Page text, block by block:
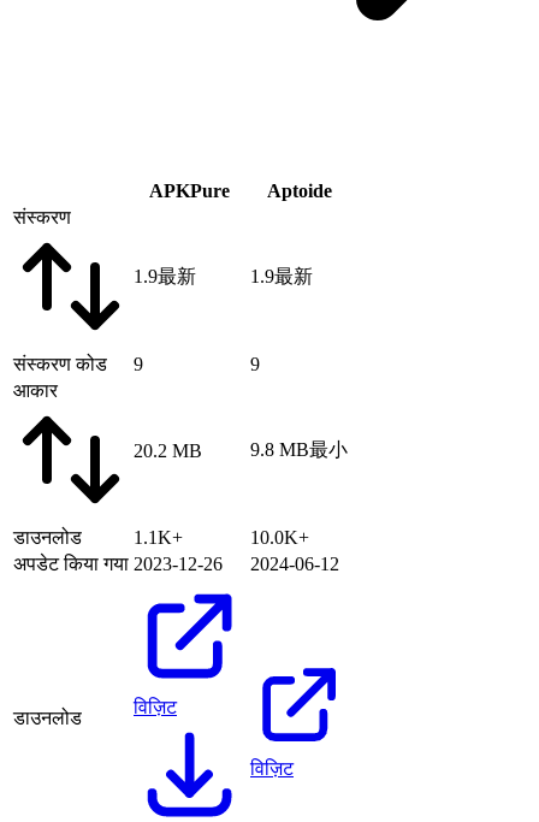
APKPure
Aptoide
संस्करण
1.9最新 1.9最新
संस्करण कोड 9
9
आकार
20.2 MB 9.8 MB最小
डाउनलोड 1.1K+
10.0K+
अपडेट किया गया 2023-12-26 2024-06-12
डाउनलोड
विज़िट
विज़िट